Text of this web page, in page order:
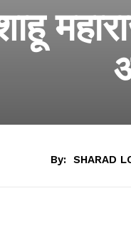
By: SHARAD